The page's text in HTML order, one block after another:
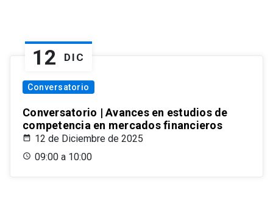
12 DIC
Conversatorio
Conversatorio | Avances en estudios de
competencia en mercados financieros
12 de Diciembre de 2025
09:00 a 10:00